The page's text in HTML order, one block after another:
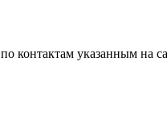
контактам указанным на